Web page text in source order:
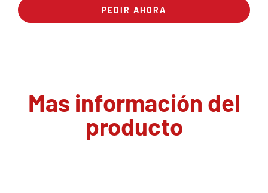
PEDIR AHORA
Mas información del
producto